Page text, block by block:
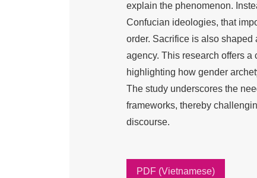
explain the phenomenon.
Confucian ideologies, that
order. Sacrifice is also shaped
agency. This research offers
highlighting how gender
The study underscores the
frameworks, thereby
discourse.
PDF (Vietnamese)